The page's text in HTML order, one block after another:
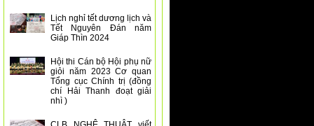
Lịch nghỉ tết dương lịch và
Tết Nguyên Đán năm
Giáp Thìn 2024
Hội thi Cán bộ Hội phụ nữ
giỏi năm 2023 Cơ quan
Tổng cục Chính trị (đồng
chí Hải Thanh đoạt giải
nhì )